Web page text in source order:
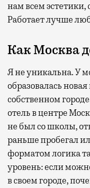
нам всем эстетики,
Работает лучше
Как Москва
Я не уникальна. У
образовалась
собственном
отель в центре
не был со школы,
раньше пробегал
форматом логика
уровень: если
в своем городе,